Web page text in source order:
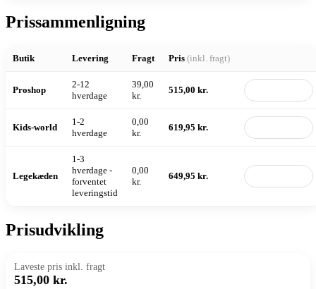
Prissammenligning
Butik Levering Fragt Pris (inkl. fragt)
Proshop
2-12
hverdage
39,00
kr.
515,00 kr.
Kids-world
1-2
hverdage
0,00
kr.
619,95 kr.
Legekæden
1-3
hverdage -
forventet
leveringstid
0,00
kr.
649,95 kr.
Prisudvikling
Laveste pris inkl. fragt
515,00 kr.